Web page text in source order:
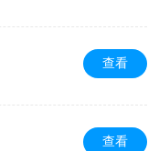
查看
查看